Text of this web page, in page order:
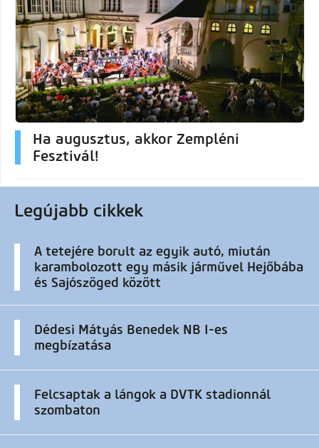
Ha augusztus, akkor Zempléni
Fesztivál!
Legújabb cikkek
A tetejére borult az egyik autó, miután
karambolozott egy másik járművel Hejőbába
és Sajószöged között
Dédesi Mátyás Benedek NB I-es
megbízatása
Felcsaptak a lángok a DVTK stadionnál
szombaton